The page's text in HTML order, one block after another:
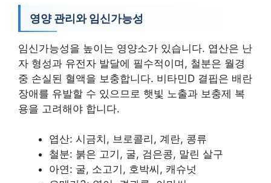
영양 관리와 임신가능성
임신가능성을 높이는 영양소가 있습니다. 엽산은 난
자 형성과 유전자 발달에 필수적이며, 철분은 월경
중 손실된 혈액을 보충합니다. 비타민D 결핍은 배란
장애를 유발할 수 있으므로 햇빛 노출과 보충제 복
용을 고려해야 합니다.
엽산: 시금치, 브로콜리, 계란, 콩류
철분: 붉은 고기, 굴, 검은콩, 말린 살구
아연: 굴, 소고기, 호박씨, 캐슈넛